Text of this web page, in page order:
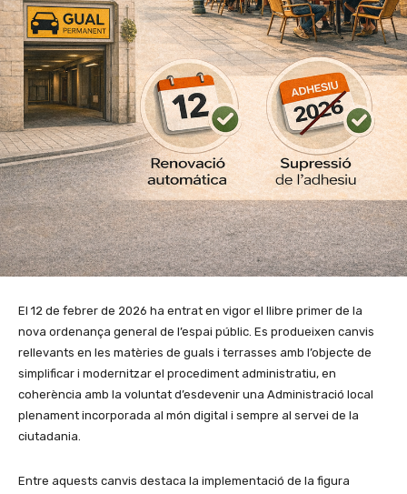
El 12 de febrer de 2026 ha entrat en vigor el llibre primer de la
nova ordenança general de l’espai públic. Es produeixen canvis
rellevants en les matèries de guals i terrasses amb l’objecte de
simplificar i modernitzar el procediment administratiu, en
coherència amb la voluntat d’esdevenir una Administració local
plenament incorporada al món digital i sempre al servei de la
ciutadania.
Entre aquests canvis destaca la implementació de la figura